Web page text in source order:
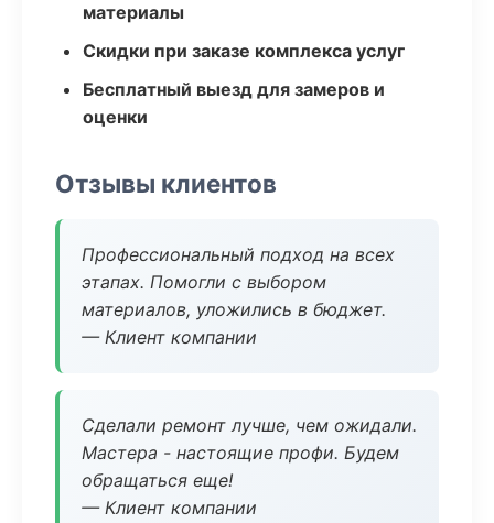
материалы
Скидки при заказе комплекса услуг
Бесплатный выезд для замеров и
оценки
Отзывы клиентов
Профессиональный подход на всех
этапах. Помогли с выбором
материалов, уложились в бюджет.
— Клиент компании
Сделали ремонт лучше, чем ожидали.
Мастера - настоящие профи. Будем
обращаться еще!
— Клиент компании